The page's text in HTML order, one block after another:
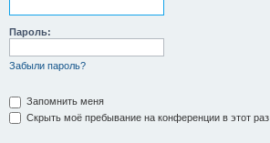
Пароль:
Забыли пароль?
Запомнить меня
Скрыть моё пребывание на конференции в этот раз